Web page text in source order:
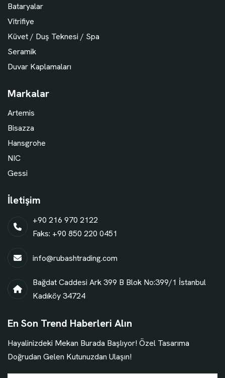
Bataryalar
Vitrifiye
Küvet / Duş Teknesi / Spa
Seramik
Duvar Kaplamaları
Markalar
Artemis
Bisazza
Hansgrohe
NIC
Gessi
İletişim
+90 216 970 2122
Faks: +90 850 220 0451
info@rubashtrading.com
Bağdat Caddesi Ark 399 B Blok No:399/1 İstanbul
Kadıköy 34724
En Son Trend Haberleri Alın
Hayalinizdeki Mekan Burada Başlıyor! Özel Tasarıma
Doğrudan Gelen Kutunuzdan Ulaşın!